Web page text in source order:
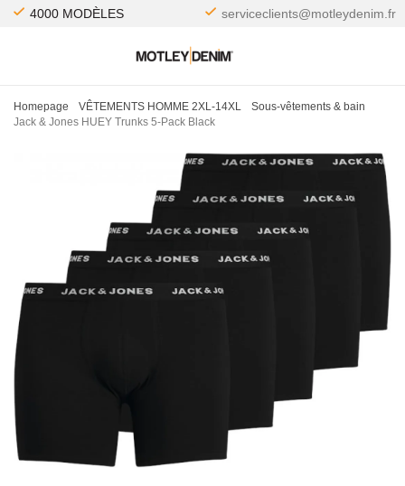
4000 MODÈLES serviceclients@motleydenim.fr
Homepage VÊTEMENTS HOMME 2XL-14XL
Sous-vêtements & bain
Jack & Jones HUEY Trunks 5-Pack Black